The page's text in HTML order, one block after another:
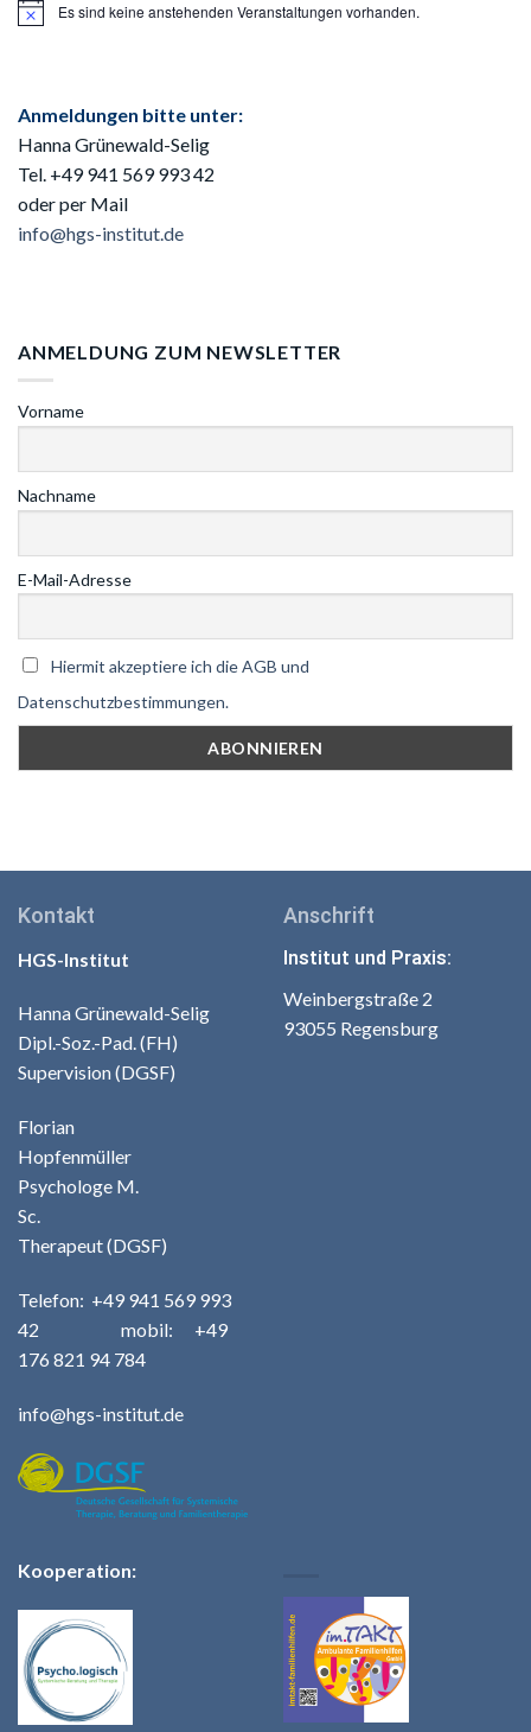
HinweisEs sind keine anstehenden Veranstaltungen vorhanden.
Anmeldungen bitte unter:
Hanna Grünewald-Selig
Tel. +49 941 569 993 42
oder per Mail
info@hgs-institut.de
ANMELDUNG ZUM NEWSLETTER
Vorname
Nachname
E-Mail-Adresse
Hiermit akzeptiere ich die AGB und
Datenschutzbestimmungen.
Kontakt
HGS-Institut
Hanna Grünewald-Selig
Dipl.-Soz.-Pad. (FH)
Supervision (DGSF)
Florian
Hopfenmüller
Psychologe M.
Sc.
Therapeut (DGSF)
Telefon: +49 941 569 993
42 mobil: +49
176 821 94 784
info@hgs-institut.de
Anschrift
Institut und Praxis:
Weinbergstraße 2
93055 Regensburg
Kooperation: